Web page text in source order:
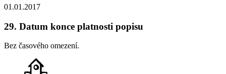
01.01.2017
29. Datum konce platnosti popisu
Bez časového omezení.